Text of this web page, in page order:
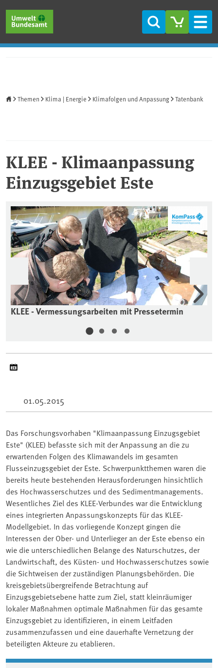
Suche
Themen Klima | Energie Klimafolgen und Anpassung Tatenbank
KLEE - Klimaanpassung
Einzugsgebiet Este
KLEE - Vermessungsarbeiten mit Pressetermin
Vorherige
01.05.2015
Das Forschungsvorhaben "Klimaanpassung Einzugsgebiet
Este" (KLEE) befasste sich mit der Anpassung an die zu
erwartenden Folgen des Klimawandels im gesamten
Flusseinzugsgebiet der Este. Schwerpunktthemen waren die
bereits heute bestehenden Herausforderungen hinsichtlich
des Hochwasserschutzes und des Sedimentmanagements.
Wesentliches Ziel des KLEE-Verbundes war die Entwicklung
eines integrierten Anpassungskonzepts für das KLEE-
Modellgebiet. In das vorliegende Konzept gingen die
Interessen der Ober- und Unterlieger an der Este ebenso ein
wie die unterschiedlichen Belange des Naturschutzes, der
Landwirtschaft, des Küsten- und Hochwasserschutzes sowie
die Sichtweisen der zuständigen Planungsbehörden. Die
kreisgebietsübergreifende Betrachtung auf
Einzugsgebietsebene hatte zum Ziel, statt kleinräumiger
lokaler Maßnahmen optimale Maßnahmen für das gesamte
Einzugsgebiet zu identifizieren, in einem Leitfaden
zusammenzufassen und eine dauerhafte Vernetzung der
beteiligten Akteure zu etablieren.